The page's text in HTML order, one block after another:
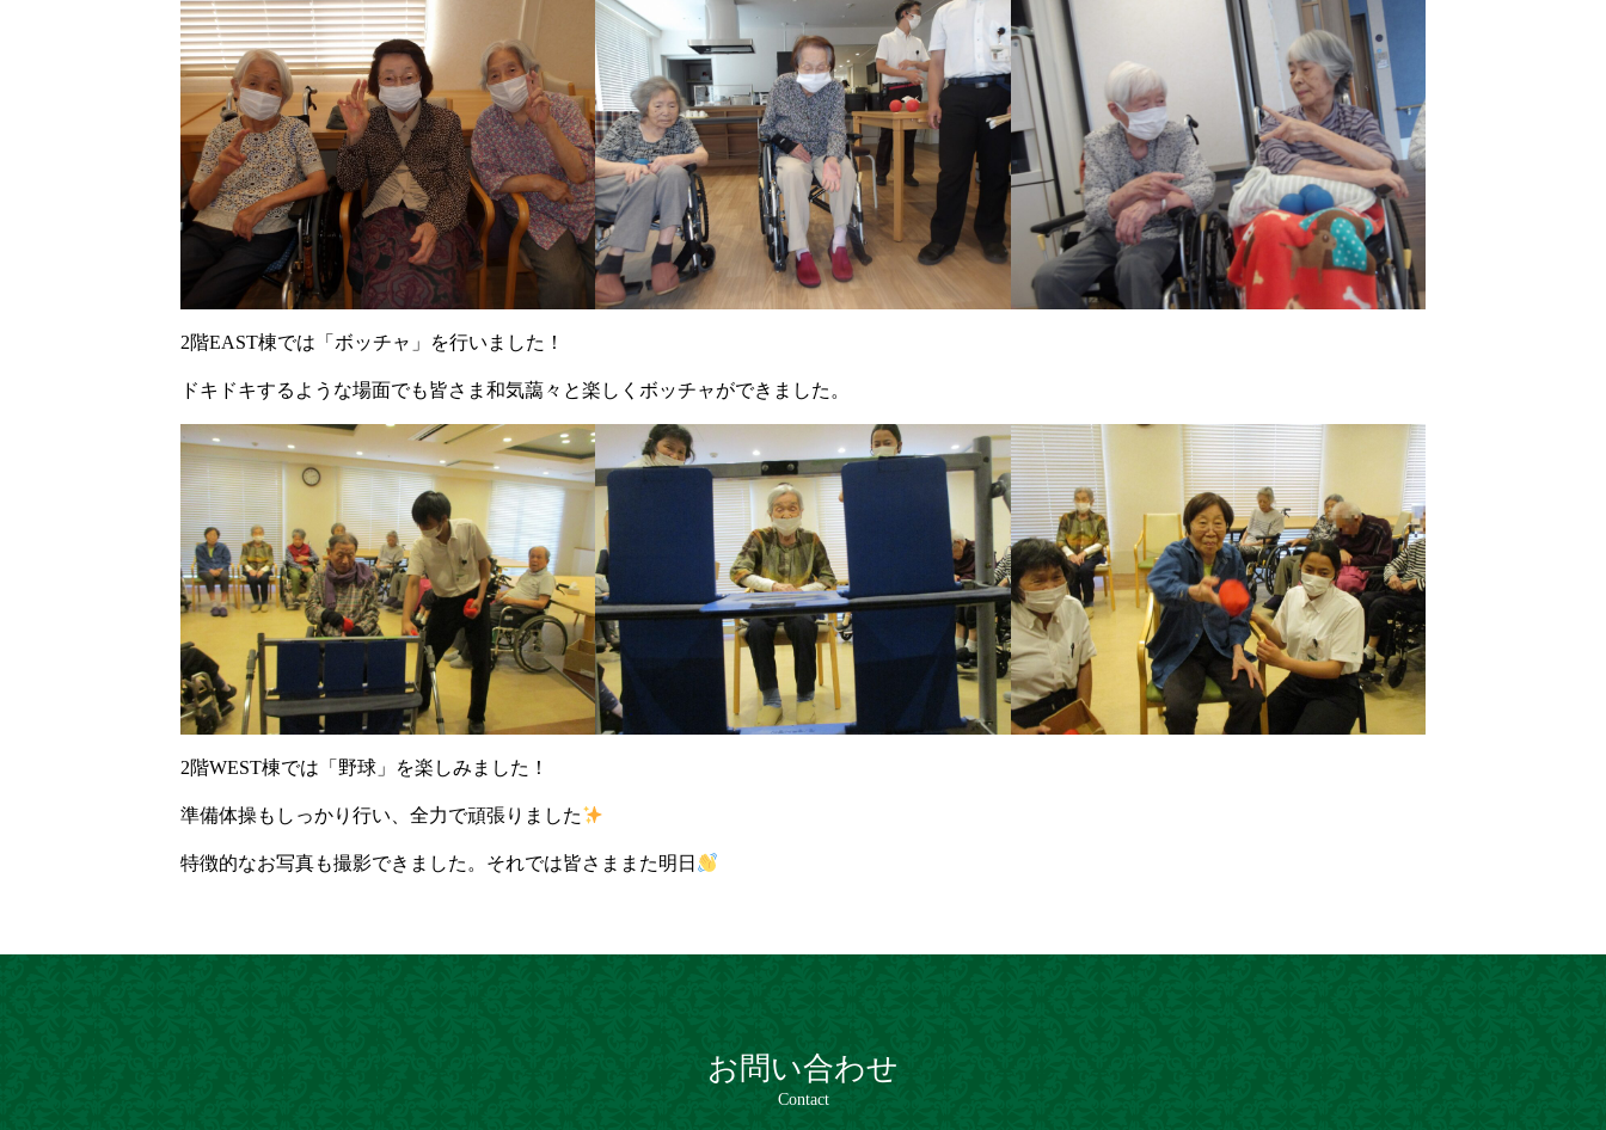
2階EAST棟では「ボッチャ」を行いました！
ドキドキするような場面でも皆さま和気藹々と楽しくボッチャができました。
2階WEST棟では「野球」を楽しみました！
準備体操もしっかり行い、全力で頑張りました
特徴的なお写真も撮影できました。それでは皆さままた明日
お問い合わせ
Contact